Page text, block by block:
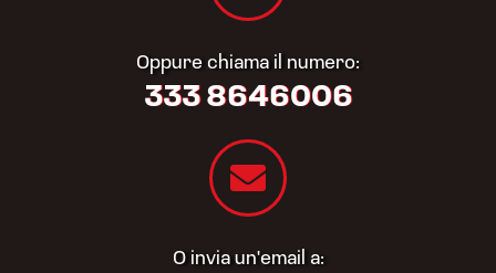
Oppure chiama il numero:
333 8646006
O invia un'email a: